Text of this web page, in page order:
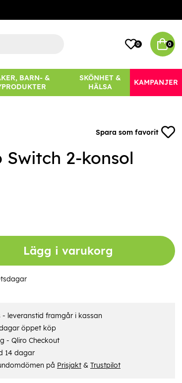
0 0
BARN- &
SKÖNHET &
HÄLSA
KAMPANJER
Spara som favorit
Switch 2-konsol
Lägg i varukorg
- leveranstid framgår i kassan
öppet köp
- Qliro Checkout
14 dagar
på Prisjakt& Trustpilot